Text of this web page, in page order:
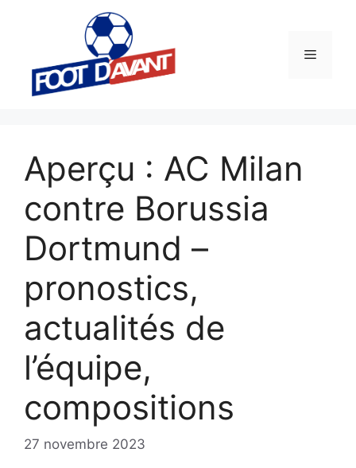
Menu
Aperçu : AC Milan
contre Borussia
Dortmund –
pronostics,
actualités de
l’équipe,
compositions
27 novembre 2023